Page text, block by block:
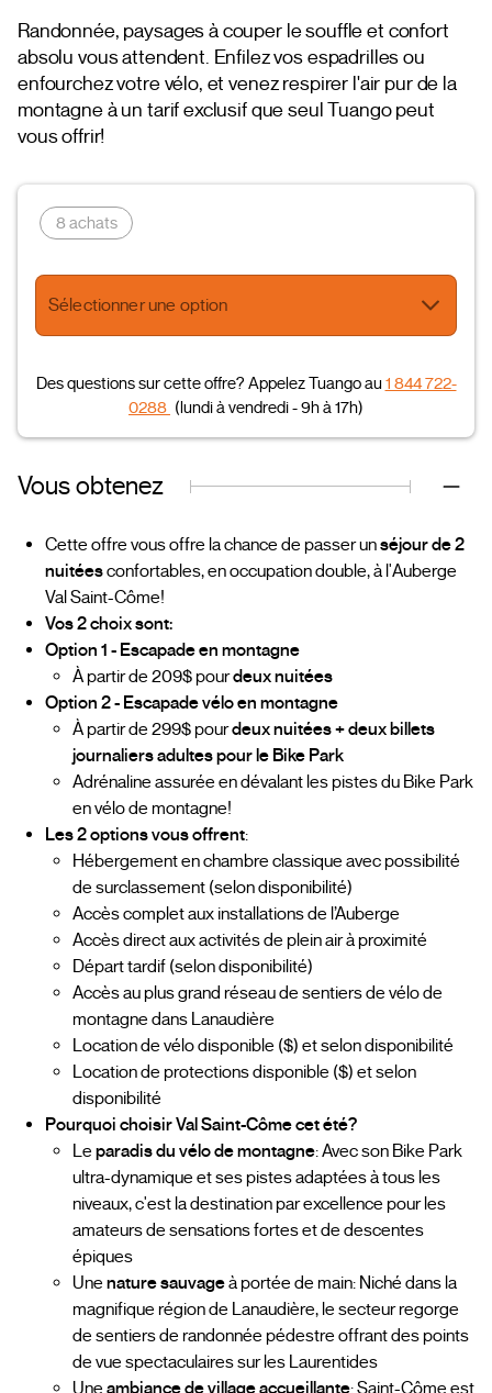
Randonnée, paysages à couper le souffle et confort
absolu vous attendent. Enfilez vos espadrilles ou
enfourchez votre vélo, et venez respirer l'air pur de la
montagne à un tarif exclusif que seul Tuango peut
vous offrir!
8 achats
Sélectionner une option
Des questions sur cette offre? Appelez Tuango au1 844 722-
0288 (lundi à vendredi - 9h à 17h)
Vous obtenez
Cette offre vous offre la chance de passer unséjour de 2
nuitéesconfortables, en occupation double, à l'Auberge
Val Saint-Côme!
Vos 2 choix sont:
Option 1 - Escapade en montagne
À partir de 209$ pourdeux nuitées
Option 2 - Escapade vélo en montagne
À partir de 299$ pourdeux nuitées + deux billets
journaliers adultes pour le Bike Park
Adrénaline assurée en dévalant les pistes du Bike Park
en vélo de montagne!
Les 2 options vous offrent:
Hébergement en chambre classique avec possibilité
de surclassement (selon disponibilité)
Accès complet aux installations de l’Auberge
Accès direct aux activités de plein air à proximité
Départ tardif (selon disponibilité)
Accès au plus grand réseau de sentiers de vélo de
montagne dans Lanaudière
Location de vélo disponible ($) et selon disponibilité
Location de protections disponible ($) et selon
disponibilité
Pourquoi choisir Val Saint-Côme cet été?
Le paradis du vélo de montagne: Avec son Bike Park
ultra-dynamique et ses pistes adaptées à tous les
niveaux, c'est la destination par excellence pour les
amateurs de sensations fortes et de descentes
épiques
Une nature sauvageà portée de main: Niché dans la
magnifique région de Lanaudière, le secteur regorge
de sentiers de randonnée pédestre offrant des points
de vue spectaculaires sur les Laurentides
Une ambiance de village accueillante: Saint-Côme est